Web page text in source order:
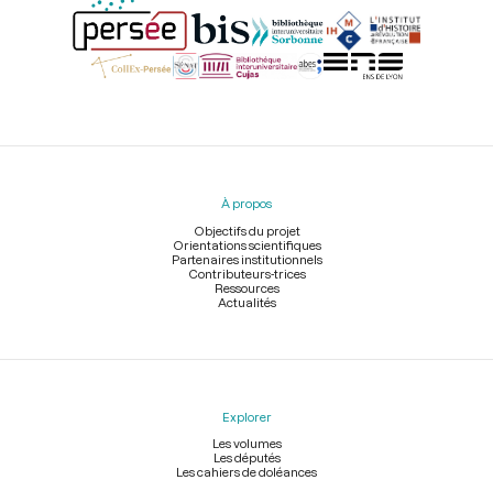
Menu
À propos
Objectifs du projet
Orientations scientifiques
Partenaires institutionnels
Contributeurs-trices
Ressources
Actualités
Explorer
Les volumes
Les députés
Les cahiers de doléances